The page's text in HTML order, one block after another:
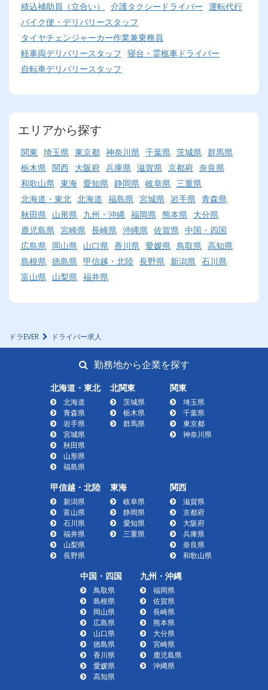
積込補助員（立合い）
介護タクシードライバー 運転代行
バイク便・デリバリースタッフ
タイヤチェンジャーカー作業兼乗務員
軽車両デリバリースタッフ 寝台・霊柩車ドライバー
自転車デリバリースタッフ
エリアから探す
関東 埼玉県 東京都 神奈川県 千葉県 茨城県 群馬県
栃木県 関西 大阪府 兵庫県 滋賀県 京都府 奈良県
和歌山県 東海 愛知県 静岡県 岐阜県 三重県
北海道・東北 北海道 福島県 宮城県 岩手県 青森県
秋田県 山形県 九州・沖縄 福岡県 熊本県 大分県
鹿児島県 宮崎県 長崎県 沖縄県 佐賀県 中国・四国
広島県 岡山県 山口県 香川県 愛媛県 鳥取県 高知県
島根県 徳島県 甲信越・北陸 長野県 新潟県 石川県
富山県 山梨県 福井県
ドラEVER ドライバー求人
勤務地から企業を探す
北海道・東北
北海道
青森県
岩手県
宮城県
秋田県
山形県
福島県
北関東
茨城県
栃木県
群馬県
関東
埼玉県
千葉県
東京都
神奈川県
甲信越・北陸
新潟県
富山県
石川県
福井県
山梨県
長野県
東海
岐阜県
静岡県
愛知県
三重県
関西
滋賀県
京都府
大阪府
兵庫県
奈良県
和歌山県
中国・四国
鳥取県
島根県
岡山県
広島県
山口県
徳島県
香川県
愛媛県
高知県
九州・沖縄
福岡県
佐賀県
長崎県
熊本県
大分県
宮崎県
鹿児島県
沖縄県